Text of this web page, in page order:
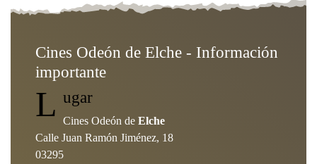
Cines Odeón de Elche - Información
importante
L ugar
Cines Odeón de Elche
Calle Juan Ramón Jiménez, 18
03295